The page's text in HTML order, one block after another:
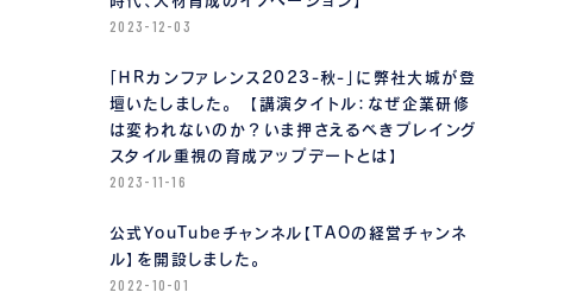
2023-12-03
「ＨＲカンファレンス2023-秋-」に弊社大城が登
壇いたしました。 【講演タイトル：なぜ企業研修
は変われないのか？いま押さえるべきプレイング
スタイル重視の育成アップデートとは】
2023-11-16
公式YouTubeチャンネル【TAOの経営チャンネ
ル】を開設しました。
2022-10-01